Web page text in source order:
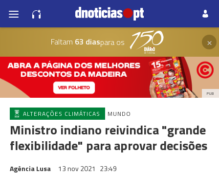
Faltam 63 diaspara os ×
PUB
ALTERAÇÕES CLIMÁTICAS MUNDO
Ministro indiano reivindica "grande
flexibilidade" para aprovar decisões
Agência Lusa 13 nov 2021 23:49